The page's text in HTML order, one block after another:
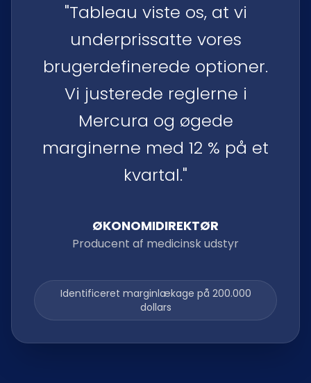
"Tableau viste os, at vi
underprissatte vores
brugerdefinerede optioner.
Vi justerede reglerne i
Mercura og øgede
marginerne med 12 % på et
kvartal."
ØKONOMIDIREKTØR
Producent af medicinsk udstyr
Identificeret marginlækage på 200.000
dollars